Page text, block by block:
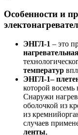
Особенности и
ЭНГЛ-1 – это
температур
ЭНГЛ-1–
которой
Снаружи
оболочкой из
из
случаев
ленты,